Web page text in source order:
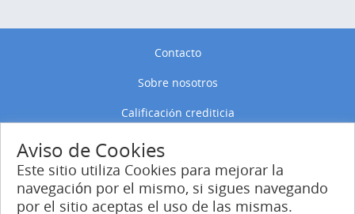
Contacto
Sobre nosotros
Calificación crediticia
Política de privacidad
Política de Cookies
Entrar
Aviso de Cookies
Este sitio utiliza Cookies para mejorar la
navegación por el mismo, si sigues navegando
por el sitio aceptas el uso de las mismas.